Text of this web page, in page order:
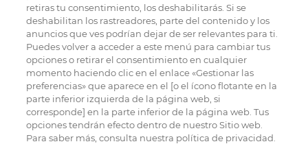
retiras tu consentimiento, los deshabilitarás. Si se
deshabilitan los rastreadores, parte del contenido y los
anuncios que ves podrían dejar de ser relevantes para ti.
Puedes volver a acceder a este menú para cambiar tus
opciones o retirar el consentimiento en cualquier
momento haciendo clic en el enlace «Gestionar las
preferencias» que aparece en el [o el ícono flotante en la
parte inferior izquierda de la página web, si
corresponde] en la parte inferior de la página web. Tus
opciones tendrán efecto dentro de nuestro Sitio web.
Para saber más, consulta nuestra política de privacidad.